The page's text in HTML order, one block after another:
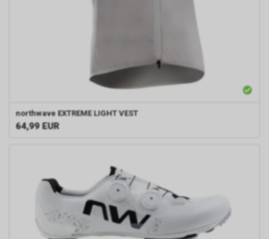
northwave EXTREME LIGHT VEST
64,99 EUR